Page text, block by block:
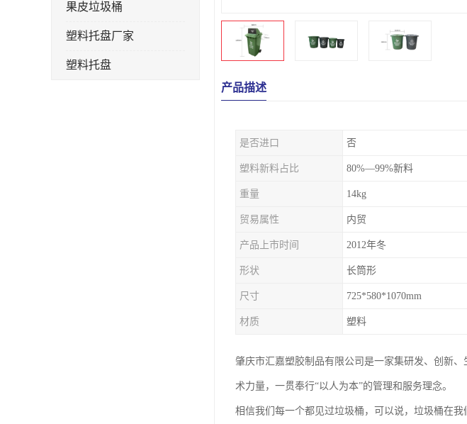
果皮垃圾桶
塑料托盘厂家
塑料托盘
产品描述
是否进口 否
塑料新料占比 80%—99%新料
重量 14kg
贸易属性 内贸
产品上市时间 2012年冬
形状 长筒形
尺寸 725*580*1070mm
材质 塑料
肇庆市汇嘉塑胶制品有限公司是一家集研发、创新
术力量，一贯奉行“以人为本”的管理和服务理念。
相信我们每一个都见过垃圾桶，可以说，垃圾桶在